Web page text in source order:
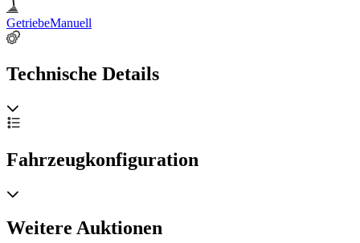
GetriebeManuell
Technische Details
Fahrzeugkonfiguration
Weitere Auktionen